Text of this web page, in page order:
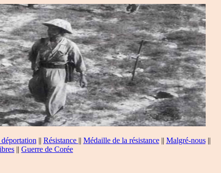
|| Résistance || Médaille de la résistance|| Malgré-nous||
|| Guerre de Corée